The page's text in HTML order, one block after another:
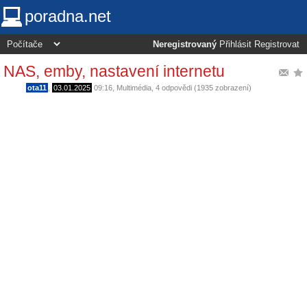
poradna.net
Neregistrovaný Přihlásit Registrovat
NAS, emby, nastavení internetu
ota11 03.01.2025 09:16 Multimédia , 4 odpovědi (1935 zobrazení)